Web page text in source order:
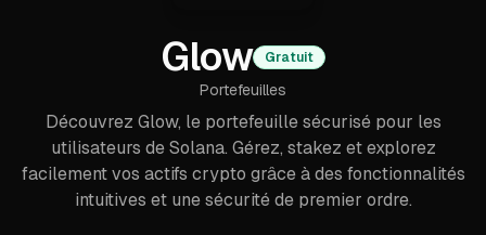
Glow Gratuit
Portefeuilles
Découvrez Glow, le portefeuille sécurisé pour les
utilisateurs de Solana. Gérez, stakez et explorez
facilement vos actifs crypto grâce à des fonctionnalités
intuitives et une sécurité de premier ordre.